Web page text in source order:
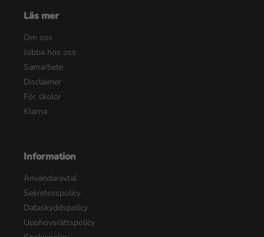
Läs mer
Om oss
Jobba hos oss
Samarbete
Disclaimer
För skolor
Klarna
Information
Användaravtal
Sekretesspolicy
Dataskyddspolicy
Upphovsrättspolicy